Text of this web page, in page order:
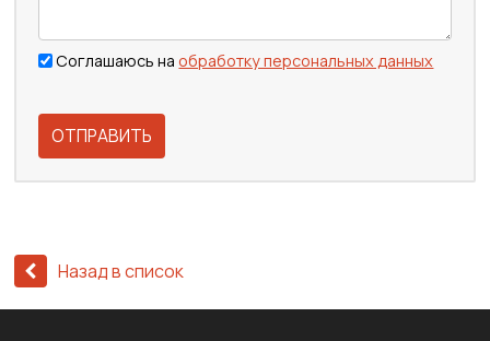
Соглашаюсь наобработку персональных данных
ОТПРАВИТЬ
Назад в список